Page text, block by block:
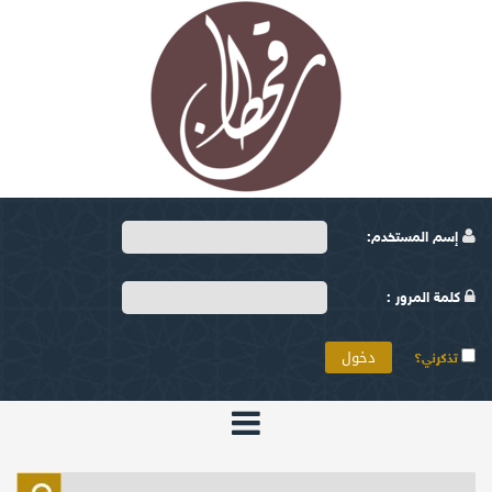
إسم المستخدم:
كلمة المرور :
تذكرني؟